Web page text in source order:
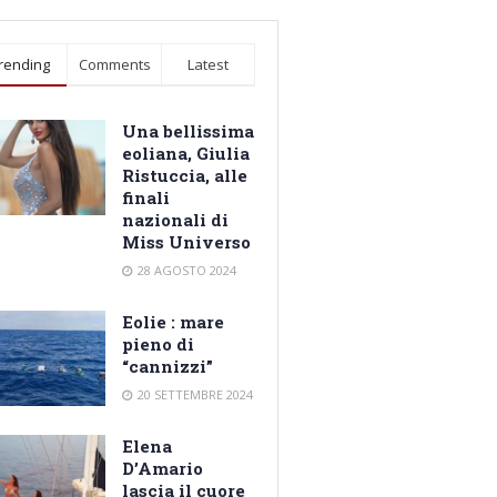
Comments Latest
Una bellissima
eoliana, Giulia
Ristuccia, alle
finali
nazionali di
Miss Universo
28 AGOSTO 2024
Eolie : mare
pieno di
“cannizzi”
20 SETTEMBRE 2024
Elena
D’Amario
lascia il cuore